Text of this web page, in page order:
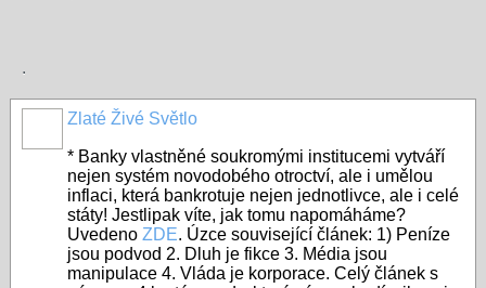
.
Zlaté Živé Světlo
* Banky vlastněné soukromými institucemi vytváří
nejen systém novodobého otroctví, ale i umělou
inflaci, která bankrotuje nejen jednotlivce, ale i celé
státy! Jestlipak víte, jak tomu napomáháme?
Uvedeno ZDE. Úzce související článek: 1) Peníze
jsou podvod 2. Dluh je fikce 3. Média jsou
manipulace 4. Vláda je korporace. Celý článek s